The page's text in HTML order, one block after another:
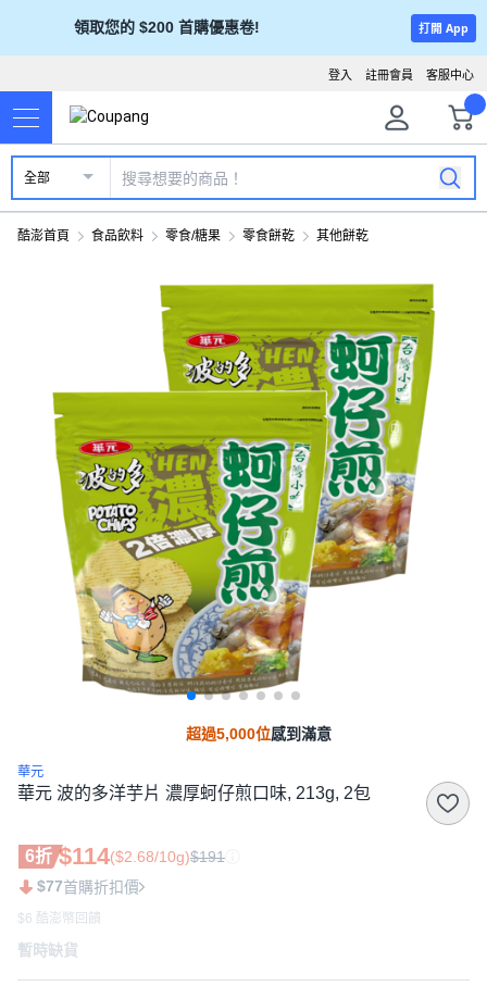
領取您的 $200 首購優惠卷! 打開 App
客服中心
註冊會員
登入
全部
酷澎首頁 食品飲料 零食/糖果 零食餅乾 其他餅乾
超過5,000位感到滿意
華元
華元 波的多洋芋片 濃厚蚵仔煎口味, 213g, 2包
6折 $114($2.68/10g)$191
$77首購折扣價
$6 酷澎幣回饋
暫時缺貨